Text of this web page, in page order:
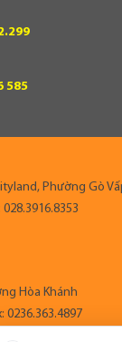
585
Phường Gò
028.3916.8353
Hòa Khánh
0236.363.4897